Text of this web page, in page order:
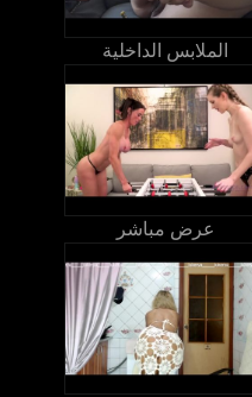
الملابس الداخلية
عرض مباشر